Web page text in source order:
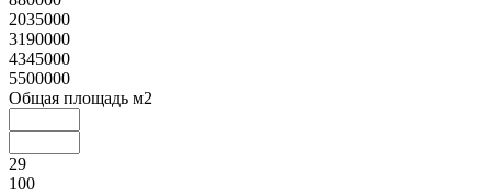
2035000
3190000
4345000
5500000
Общая площадь м2
29
100